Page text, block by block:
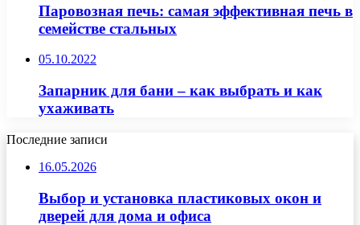
Паровозная печь: самая эффективная печь в
семействе стальных
05.10.2022
Запарник для бани – как выбрать и как
ухаживать
Последние записи
16.05.2026
Выбор и установка пластиковых окон и
дверей для дома и офиса